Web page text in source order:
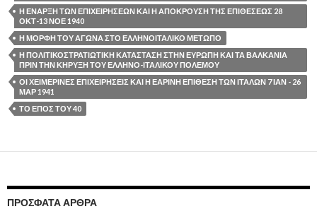
Η ΕΝΑΡΞΗ ΤΩΝ ΕΠΙΧΕΙΡΗΣΕΩΝ ΚΑΙ Η ΑΠΟΚΡΟΥΣΗ ΤΗΣ ΕΠΙΘΕΣΕΩΣ 28
ΟΚΤ-13 ΝΟΕ 1940
Η ΜΟΡΦΗ ΤΟΥ ΑΓΩΝΑ ΣΤΟ ΕΛΛΗΝΟΙΤΑΛΙΚΟ ΜΕΤΩΠΟ
Η ΠΟΛΙΤΙΚΟΣΤΡΑΤΙΩΤΙΚΗ ΚΑΤΑΣΤΑΣΗ ΣΤΗΝ ΕΥΡΩΠΗ ΚΑΙ ΤΑ ΒΑΛΚΑΝΙΑ
ΠΡΙΝ ΤΗΝ ΚΗΡΥΞΗ ΤΟΥ ΕΛΛΗΝΟ-ΙΤΑΛΙΚΟΥ ΠΟΛΕΜΟΥ
ΟΙ ΧΕΙΜΕΡΙΝΕΣ ΕΠΙΧΕΙΡΗΣΕΙΣ ΚΑΙ Η ΕΑΡΙΝΗ ΕΠΙΘΕΣΗ ΤΩΝ ΙΤΑΛΩΝ 7 ΙΑΝ - 26
ΜΑΡ 1941
ΤΟ ΕΠΟΣ ΤΟΥ 40
ΠΡΌΣΦΑΤΑ ΆΡΘΡΑ